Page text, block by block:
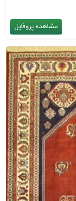
مشاهده پروفایل